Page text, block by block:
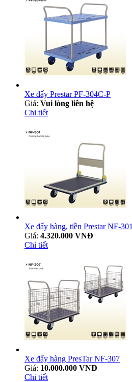
Xe đẩy Prestar PF-304C-P
Giá: Vui lòng liên hệ
Chi tiết
Xe đẩy hàng, tiền Prestar NF-301
Giá: 4.320.000 VNĐ
Chi tiết
Xe đẩy hàng PresTar NF-307
Giá: 10.000.000 VNĐ
Chi tiết